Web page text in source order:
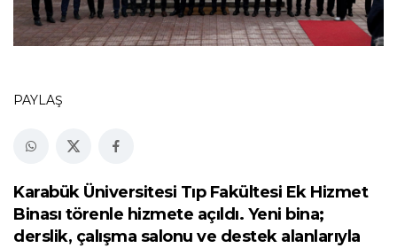
PAYLAŞ
Karabük Üniversitesi Tıp Fakültesi Ek Hizmet
Binası törenle hizmete açıldı. Yeni bina;
derslik, çalışma salonu ve destek alanlarıyla